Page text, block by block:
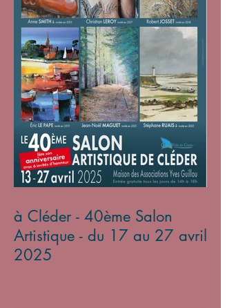
à Cléder - 40ème Salon
Artistique - du 17 au 27 avril
2025